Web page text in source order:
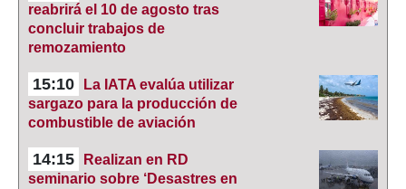
reabrirá el 10 de agosto tras
concluir trabajos de
remozamiento
15:10
La IATA evalúa utilizar
sargazo para la producción de
combustible de aviación
14:15
Realizan en RD
seminario sobre ‘Desastres en